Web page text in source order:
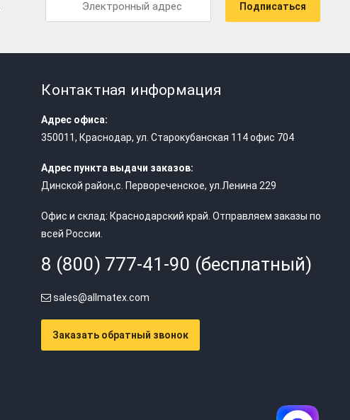
Подписаться
Контактная информация
Адрес офиса:
350011, Краснодар,ул. Старокубанская 114 офис 704
Адрес пункта выдачи заказов:
Динской район,с. Первореченское, ул.Ленина 229
Офис и склад: Краснодарский край. Отправляем заказы по
всей России.
8 (800) 777-41-90 (бесплатный)
sales@allmatex.com
Заказать обратный звонок